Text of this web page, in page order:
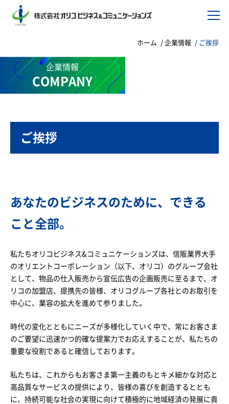
ホーム 企業情報 ご挨拶
企業情報
COMPANY
ご挨拶
あなたのビジネスのために、できる
こと全部。
私たちオリコビジネス&コミュニケーションズは、信販業界大手
のオリエントコーポレーション（以下、オリコ）のグループ会社
として、物品の仕入販売から宣伝広告の企画販売に至るまで、オ
リコの加盟店、提携先の皆様、オリコグループ各社とのお取引を
中心に、業容の拡大を進めて参りました。
時代の変化とともにニーズが多様化していく中で、常にお客さま
のご要望に迅速かつ的確な提案力でお応えすることが、私たちの
重要な役割であると確信しております。
私たちは、これからもお客さま第一主義のもとキメ細かな対応と
高品質なサービスの提供により、皆様の喜びを創造するととも
に、持続可能な社会の実現に向けて積極的に地域経済の発展に貢